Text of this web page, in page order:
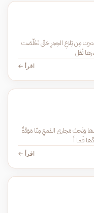
أَلَمَّ خَيالٌ مِن بُثَينَةَ طارِقُ عَلى النَأيِ مُشتاقٌ إِلَيَّ وَشائِقُ سَرَت مِن تِلاعِ الحِجرِ حَتّى تَخَلَّصَت
اقرأ ←
يُكَذِّبُ أَقوالَ الوُشاةِ صُدودُها وَيَجتازُها عَنّي كَأَن لا أُريدُها وَتَحتَ مَجاري الدَمعِ مِنّا مَوَدَّةٌ
اقرأ ←